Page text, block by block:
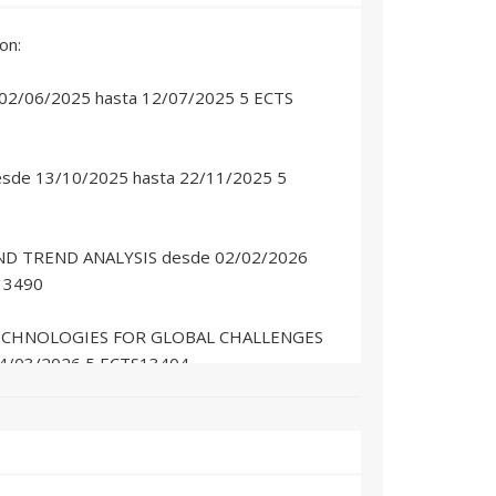
06/2025 hasta 12/07/2025 5 ECTS
13/10/2025 hasta 22/11/2025 5
TREND ANALYSIS desde 02/02/2026
FOR GLOBAL CHALLENGES
03/2026 5 ECTS13404
defecto en SOFT SKILLS II desde